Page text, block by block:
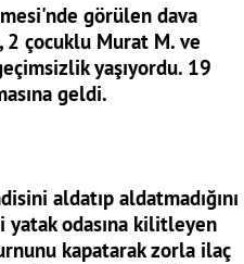
görülen dava
2 çocuklu Murat M. ve
yaşıyordu. 19
geldi.
aldatıp aldatmadığını
yatak odasına kilitleyen
kapatarak zorla ilaç